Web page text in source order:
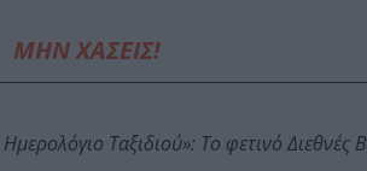
ΜΗΝ ΧΑΣΕΙΣ!
Ημερολόγιο Ταξιδιού»: Το φετινό